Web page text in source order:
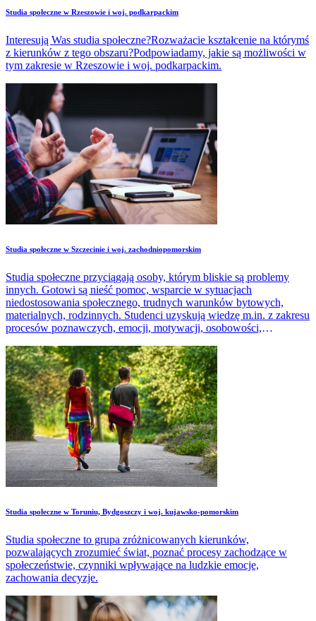
Studia społeczne w Rzeszowie i woj. podkarpackim
Interesują Was studia społeczne?Rozważacie kształcenie na którymś
z kierunków z tego obszaru?Podpowiadamy, jakie są możliwości w
tym zakresie w Rzeszowie i woj. podkarpackim.
Studia społeczne w Szczecinie i woj. zachodniopomorskim
Studia społeczne przyciągają osoby, którym bliskie są problemy
innych. Gotowi są nieść pomoc, wsparcie w sytuacjach
niedostosowania społecznego, trudnych warunków bytowych,
materialnych, rodzinnych. Studenci uzyskują wiedzę m.in. z zakresu
procesów poznawczych, emocji, motywacji, osobowości,
Studia społeczne w Toruniu, Bydgoszczy i woj. kujawsko-pomorskim
Studia społeczne to grupa zróżnicowanych kierunków,
pozwalających zrozumieć świat, poznać procesy zachodzące w
społeczeństwie, czynniki wpływające na ludzkie emocje,
zachowania decyzje.